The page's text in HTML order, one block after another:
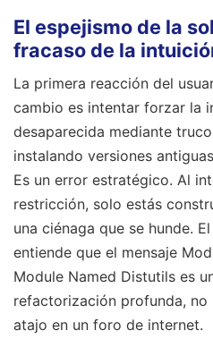
El espejismo de la
fracaso de la
La primera reacción del
cambio es intentar forzar la
desaparecida mediante
instalando versiones
Es un error estratégico. Al
restricción, solo estás
una ciénaga que se hunde.
entiende que el mensaje
Module Named Distutils es
refactorización profunda, no
atajo en un foro de internet.